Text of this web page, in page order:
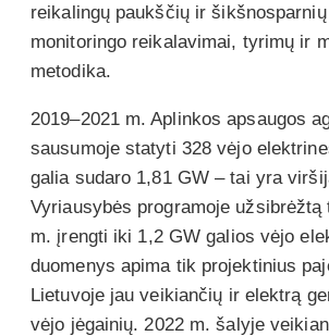
reikalingų paukščių ir
monitoringo reikalavimai, tyrimų ir
metodika.
2019–2021 m. Aplinkos apsaugos
sausumoje statyti 328 vėjo
galia sudaro 1,81 GW – tai yra
Vyriausybės programoje
m. įrengti iki 1,2 GW galios vėjo
duomenys apima tik projektinius
Lietuvoje jau veikiančių ir elektrą
vėjo jėgainių. 2022 m. šalyje